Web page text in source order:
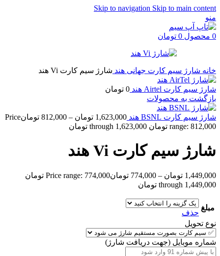
Skip to navigation Skip to main content
منو
0 محصول 0 تومان
خانه شارژ سیم کارت جهانی هند شارژ سیم کارت Vi هند
شارژ سیم کارت Airtel هند 0 تومان
بازگشت به محصولات
شارژ سیم کارت BSNL هند 1,623,000 تومان –
812,000 تومانPrice
range: 812,000 تومان through 1,623,000 تومان
شارژ سیم کارت Vi هند
1,449,000 تومان –
774,000 تومان
Price range: 774,000 تومان
through 1,449,000 تومان
مبلغ
حذف
نوع تحویل
شماره موبایل (جهت دریافت شارژ)